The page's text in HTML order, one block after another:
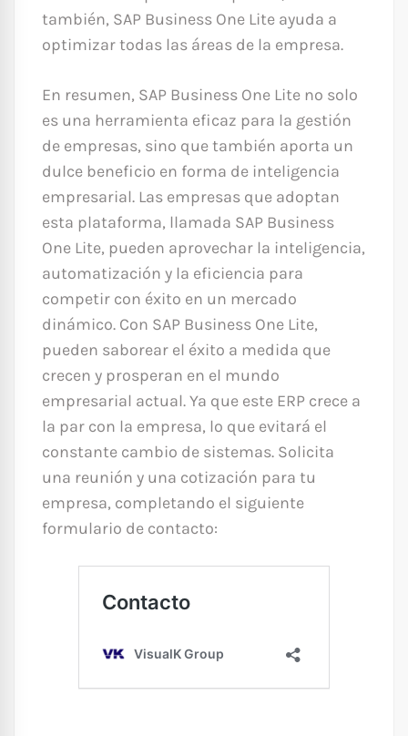
también, SAP Business One Lite ayuda a
optimizar todas las áreas de la empresa.
En resumen, SAP Business One Lite no solo
es una herramienta eficaz para la gestión
de empresas, sino que también aporta un
dulce beneficio en forma de inteligencia
empresarial. Las empresas que adoptan
esta plataforma, llamada SAP Business
One Lite, pueden aprovechar la inteligencia,
automatización y la eficiencia para
competir con éxito en un mercado
dinámico. Con SAP Business One Lite,
pueden saborear el éxito a medida que
crecen y prosperan en el mundo
empresarial actual. Ya que este ERP crece a
la par con la empresa, lo que evitará el
constante cambio de sistemas. Solicita
una reunión y una cotización para tu
empresa, completando el siguiente
formulario de contacto: